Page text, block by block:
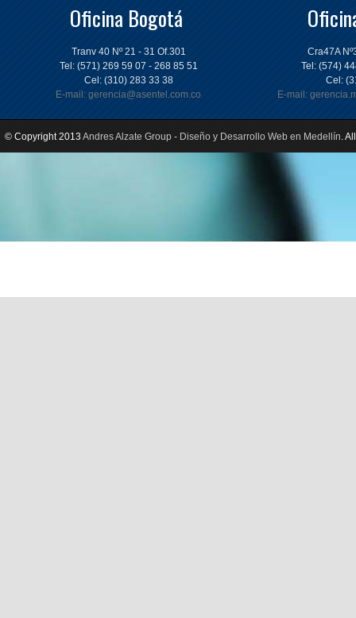
Oficina Bogotá
Tranv 40 Nº 21 - 31 Of.301
Tel: (571) 269 59 07 - 268 85 51
Cel: (310) 283 33 38
E-mail: gerencia@asentel.com.co
Cra47A
Tel: (574)
Cel:
E-mail:
© Copyright 2013 Andres Alzate Group - Diseño y Desarrollo Web en Medellín.